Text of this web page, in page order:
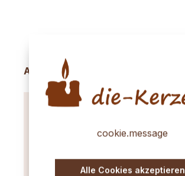
Produktgalerie überspringen
Accessory Items
cookie.message
Alle Cookies akzeptieren